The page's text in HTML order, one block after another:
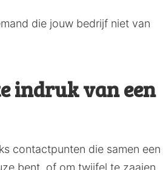
die jouw bedrijf niet van
indruk van een
contactpunten die samen een
bent, of om twijfel te zaaien.